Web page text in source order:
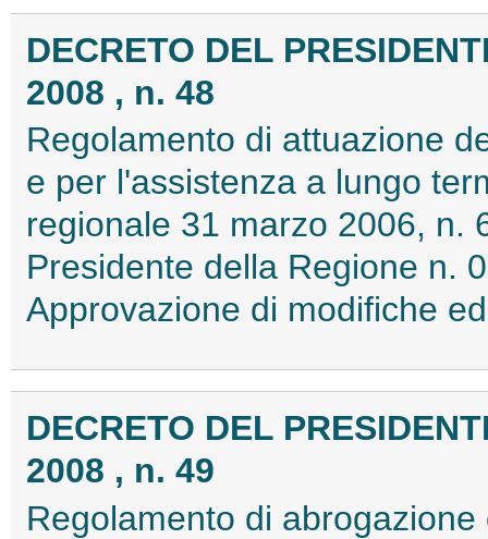
DECRETO DEL
2008 , n. 48
Regolamento di attuazione
e per l'assistenza a lungo
regionale 31 marzo 2006, n.
Presidente della Regione n.
Approvazione di modifiche
DECRETO DEL
2008 , n. 49
Regolamento di